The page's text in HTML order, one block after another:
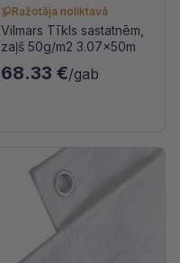
Ražotāja noliktavā
Vilmars Tīkls sastatnēm,
zaļš 50g/m2 3.07x50m
68.33 €/gab